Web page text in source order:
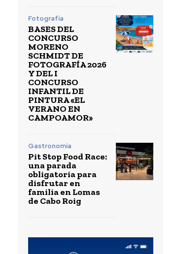
Fotografía
BASES DEL
CONCURSO
MORENO
SCHMIDT DE
FOTOGRAFÍA 2026
Y DEL I
CONCURSO
INFANTIL DE
PINTURA «EL
VERANO EN
CAMPOAMOR»
Gastronomía
Pit Stop Food Race:
una parada
obligatoria para
disfrutar en
familia en Lomas
de Cabo Roig